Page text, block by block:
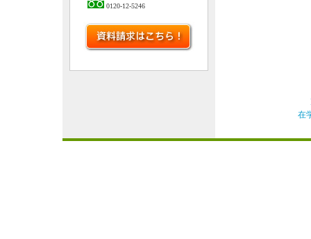
0120-12-5246
在